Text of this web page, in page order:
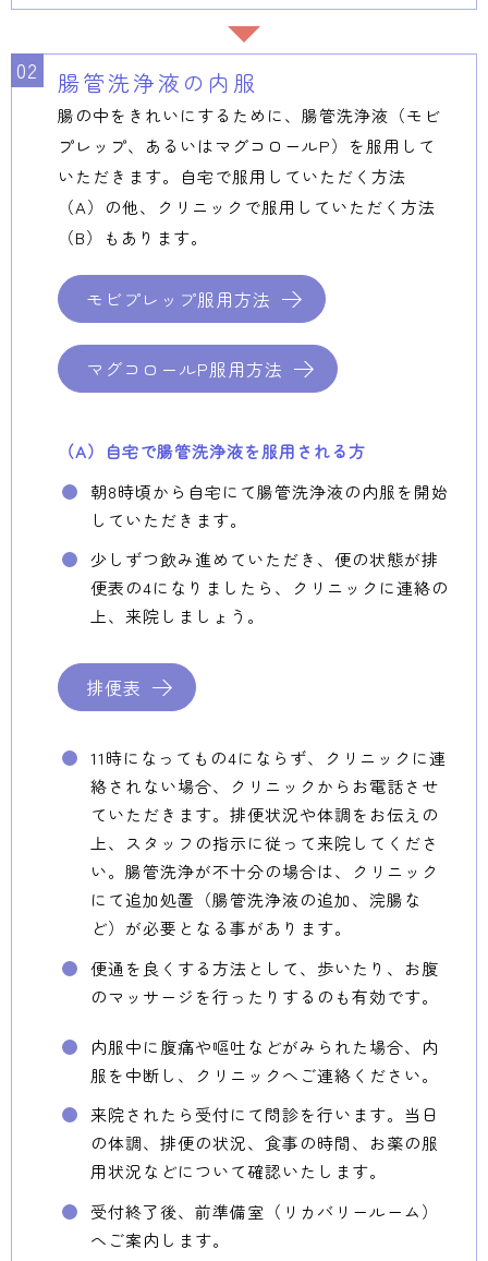
腸管洗浄液の内服
腸の中をきれいにするために、腸管洗浄液（モビ
プレップ、あるいはマグコロールP）を服用して
いただきます。自宅で服用していただく方法
（A）の他、クリニックで服用していただく方法
（B）もあります。
モビプレップ服用方法
マグコロールP服用方法
（A）自宅で腸管洗浄液を服用される方
朝8時頃から自宅にて腸管洗浄液の内服を開始
していただきます。
少しずつ飲み進めていただき、便の状態が排
便表の4になりましたら、クリニックに連絡の
上、来院しましょう。
排便表
11時になっても の4にならず、クリニックに連
絡されない場合、クリニックからお電話させ
ていただきます。排便状況や体調をお伝えの
上、スタッフの指示に従って来院してくださ
い。腸管洗浄が不十分の場合は、クリニック
にて追加処置（腸管洗浄液の追加、浣腸な
ど）が必要となる事があります。
便通を良くする方法として、歩いたり、お腹
のマッサージを行ったりするのも有効です。
内服中に腹痛や嘔吐などがみられた場合、内
服を中断し、クリニックへご連絡ください。
来院されたら受付にて問診を行います。当日
の体調、排便の状況、食事の時間、お薬の服
用状況などについて確認いたします。
受付終了後、前準備室（リカバリールーム）
へご案内します。